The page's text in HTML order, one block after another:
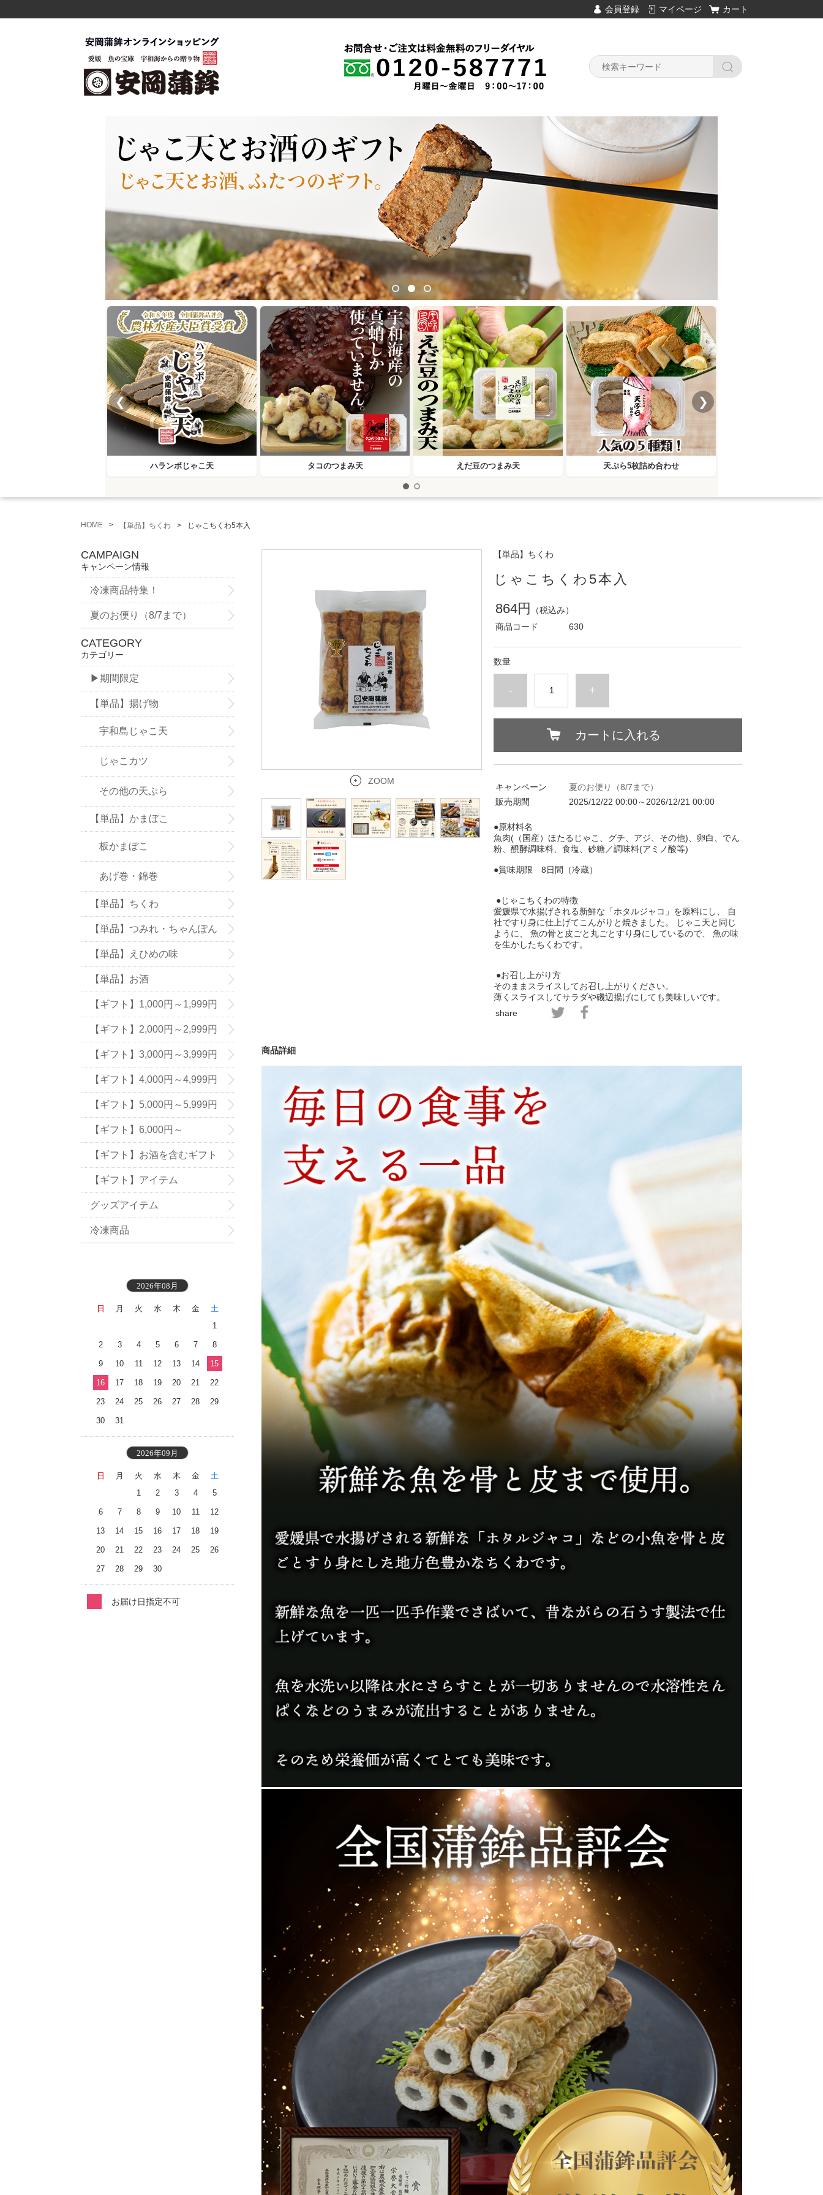
会員登録 マイページ カート
ハランボじゃこ天 タコのつまみ天 えだ豆のつまみ天 天ぷら5枚詰め合わせ
❮ ❯
HOME 【単品】ちくわ じゃこちくわ5本入
ZOOM
【単品】ちくわ
じゃこちくわ5本入
864円
（税込み）
商品コード
630
数量
- +
カートに入れる
キャンペーン
夏のお便り（8/7まで）
販売期間
2025/12/22 00:00～2026/12/21 00:00
●原材料名
魚肉(（国産）ほたるじゃこ、グチ、アジ、その他)、卵白、でん
粉、醗酵調味料、食塩、砂糖／調味料(アミノ酸等)
●賞味期限 8日間（冷蔵）
●じゃこちくわの特徴
愛媛県で水揚げされる新鮮な「ホタルジャコ」を原料にし、 自
社ですり身に仕上げてこんがりと焼きました。 じゃこ天と同じ
ように、 魚の骨と皮ごと丸ごとすり身にしているので、 魚の味
を生かしたちくわです。
●お召し上がり方
そのままスライスしてお召し上がりください。
薄くスライスしてサラダや磯辺揚げにしても美味しいです。
share
商品詳細
CAMPAIGN
キャンペーン情報
冷凍商品特集！
夏のお便り（8/7まで）
CATEGORY
カテゴリー
▶期間限定
【単品】揚げ物
宇和島じゃこ天
じゃこカツ
その他の天ぷら
【単品】かまぼこ
板かまぼこ
あげ巻・錦巻
【単品】ちくわ
【単品】つみれ・ちゃんぽん
の具
【単品】えひめの味
【単品】お酒
【ギフト】1,000円～1,999円
【ギフト】2,000円～2,999円
【ギフト】3,000円～3,999円
【ギフト】4,000円～4,999円
【ギフト】5,000円～5,999円
【ギフト】6,000円～
【ギフト】お酒を含むギフト
【ギフト】アイテム
グッズアイテム
冷凍商品
2026年08月
日 月 火 水 木 金
土
1
2 3 4 5 6 7 8
9 10 11 12 13 14 15
16 17 18 19 20 21 22
23 24 25 26 27 28 29
30 31
2026年09月
日 月 火 水 木 金
土
1
2 3 4 5
6 7 8 9 10 11 12
13 14 15 16 17 18 19
20 21 22 23 24 25 26
27 28 29 30
お届け日指定不可